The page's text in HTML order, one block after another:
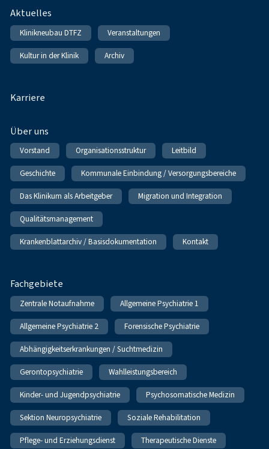
Fußnavigation
Aktuelles
Klinikneubau DTFZ Veranstaltungen
Kultur in der Klinik Archiv
Karriere
Über uns
Vorstand Organisationsstruktur Leitbild
Geschichte Kommunale Einbindung / Versorgungsbereiche
Das Klinikum als Arbeitgeber Migration und Integration
Qualitätsmanagement
Krankenblattarchiv / Basisdokumentation Kontakt
Fachgebiete
Zentrale Notaufnahme Allgemeine Psychiatrie 1
Allgemeine Psychiatrie 2 Forensische Psychiatrie
Abhängigkeitserkrankungen / Suchtmedizin
Gerontopsychiatrie Wahlleistungsbereich
Kinder- und Jugendpsychiatrie Psychosomatische Medizin
Sektion Neuropsychiatrie Soziale Rehabilitation
Pflege- und Erziehungsdienst Therapeutische Dienste